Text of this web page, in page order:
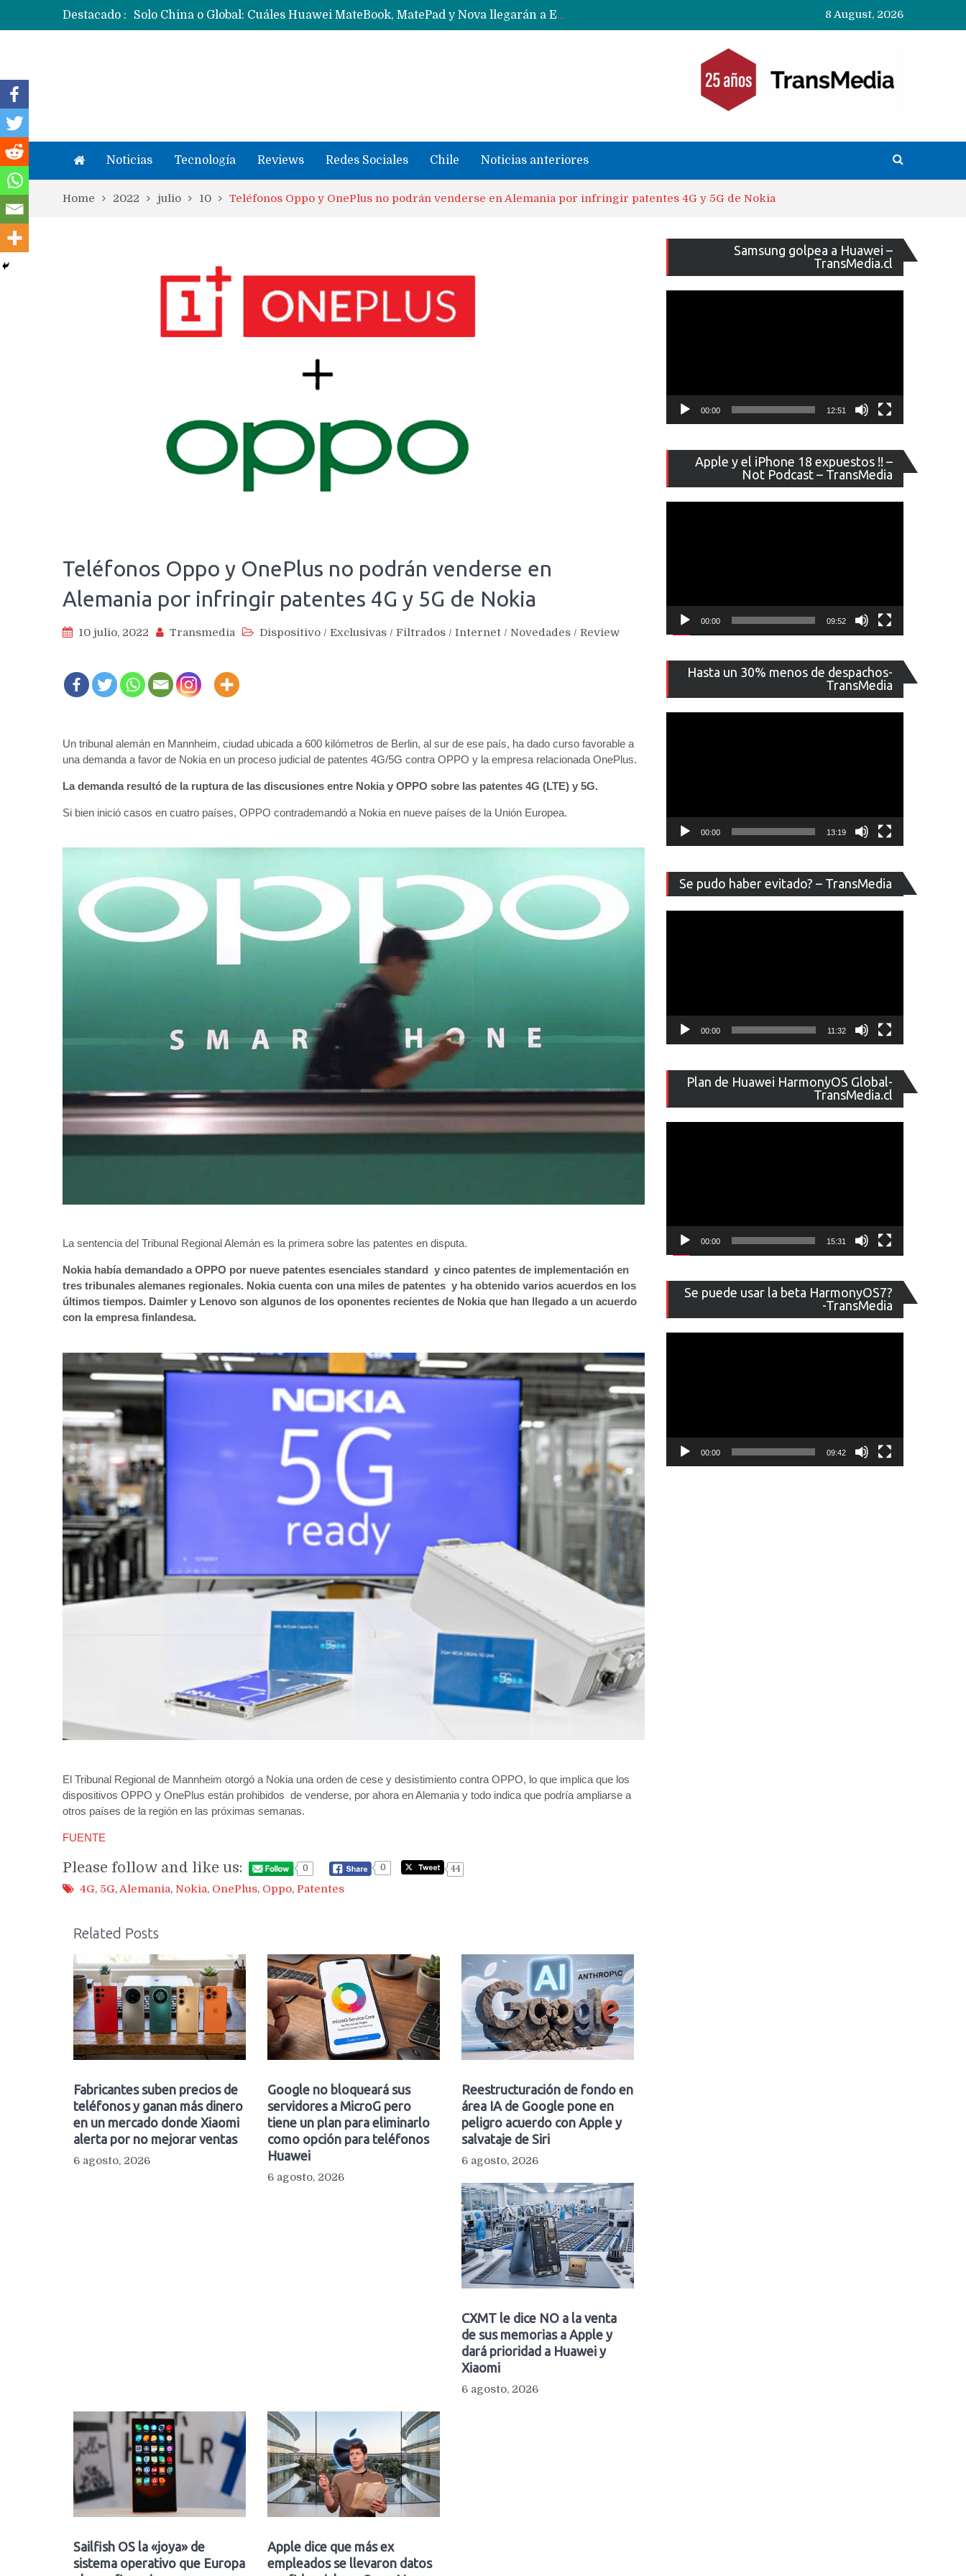
Destacado :
Data Centers de Huawei en Chile, México, Brasil,Perú y Argentina podrían verse afectados por arremetida de EE.UU
Fabricantes suben precios de teléfonos y ganan más dinero en un mercado donde Xiaomi alerta por no mejorar ventas
8 August, 2026
Noticias Tecnología Reviews Redes Sociales Chile Noticias anteriores
Home 2022 julio 10 Teléfonos Oppo y OnePlus no podrán venderse en Alemania por infringir patentes 4G y 5G de Nokia
Teléfonos Oppo y OnePlus no podrán venderse en
Alemania por infringir patentes 4G y 5G de Nokia
10 julio, 2022 Transmedia Dispositivo / Exclusivas / Filtrados / Internet / Novedades / Review
Un tribunal alemán en Mannheim, ciudad ubicada a 600 kilómetros de Berlin, al sur de ese país, ha dado curso favorable a
una demanda a favor de Nokia en un proceso judicial de patentes 4G/5G contra OPPO y la empresa relacionada OnePlus.
La demanda resultó de la ruptura de las discusiones entre Nokia y OPPO sobre las patentes 4G (LTE) y 5G.
Si bien inició casos en cuatro países, OPPO contrademandó a Nokia en nueve países de la Unión Europea.
La sentencia del Tribunal Regional Alemán es la primera sobre las patentes en disputa.
Nokia había demandado a OPPO por nueve patentes esenciales standard y cinco patentes de implementación en
tres tribunales alemanes regionales. Nokia cuenta con una miles de patentes y ha obtenido varios acuerdos en los
últimos tiempos. Daimler y Lenovo son algunos de los oponentes recientes de Nokia que han llegado a un acuerdo
con la empresa finlandesa.
El Tribunal Regional de Mannheim otorgó a Nokia una orden de cese y desistimiento contra OPPO, lo que implica que los
dispositivos OPPO y OnePlus están prohibidos de venderse, por ahora en Alemania y todo indica que podría ampliarse a
otros países de la región en las próximas semanas.
FUENTE
Please follow and like us: 0 0 44
4G, 5G,Alemania, Nokia, OnePlus, Oppo, Patentes
Related Posts
Fabricantes suben precios de
teléfonos y ganan más dinero
en un mercado donde Xiaomi
alerta por no mejorar ventas
6 agosto, 2026
Google no bloqueará sus
servidores a MicroG pero
tiene un plan para eliminarlo
como opción para teléfonos
Huawei
6 agosto, 2026
Reestructuración de fondo en
área IA de Google pone en
peligro acuerdo con Apple y
salvataje de Siri
6 agosto, 2026
CXMT le dice NO a la venta
de sus memorias a Apple y
dará prioridad a Huawei y
Xiaomi
6 agosto, 2026
Sailfish OS la «joya» de
sistema operativo que Europa
Apple dice que más ex
empleados se llevaron datos
Samsung golpea a Huawei –
TransMedia.cl
de
vídeo
00:00 12:51
Apple y el iPhone 18 expuestos !! –
Not Podcast – TransMedia
de
vídeo
00:00 09:52
Hasta un 30% menos de despachos-
TransMedia
de
vídeo
00:00 13:19
Se pudo haber evitado? – TransMedia
de
vídeo
00:00 11:32
Plan de Huawei HarmonyOS Global-
TransMedia.cl
de
vídeo
00:00 15:31
Se puede usar la beta HarmonyOS7?
-TransMedia
de
vídeo
00:00 09:42